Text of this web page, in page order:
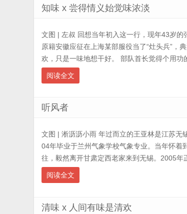
知味 x 尝得情义始觉味浓淡
文图 | 左叔 回想当年初入这一行，现年43岁的
原籍安徽应征在上海某部服役当了“灶头兵”，
欢，只是一味地想干好。 部队首长觉得个用功
阅读全文
听风者
文图 | 淅沥沥小雨 年过而立的王亚林是江苏无
04年毕业于兰州气象学校气象专业。当年怀着
往，毅然离开甘肃定西老家来到无锡。2005
阅读全文
清味 x 人间有味是清欢